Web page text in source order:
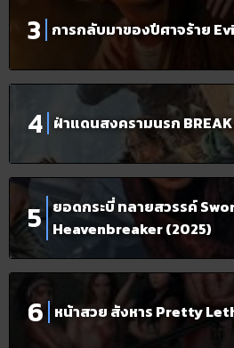
การกลับมาของปีศาจร้าย
ฝ่าแดนสงครามนรก
ยอดกระบี่ ทลายสวรรค์
Heavenbreaker (2025)
หน้าสวย สังหาร Pretty